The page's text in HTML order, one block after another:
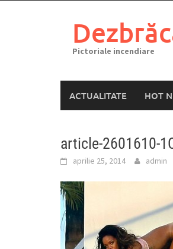
Pictoriale incendiare
ACTUALITATE HOT
article-2601610-
aprilie 25, 2014 admin